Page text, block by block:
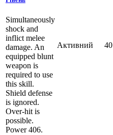
Simultaneously
shock and
inflict melee
damage. An
equipped blunt
weapon is
required to use
this skill.
Shield defense
is ignored.
Over-hit is
possible.
Power 406.
Активний 40